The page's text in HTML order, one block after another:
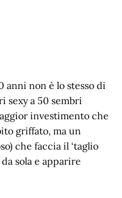
anni non è lo stesso di
sexy a 50 sembri
investimento che
griffato, ma un
che faccia il ‘taglio
sola e apparire